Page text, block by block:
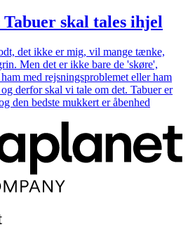
skal tales ihjel
det ikke er mig, vil mange tænke,
Men det er ikke bare de 'skøre',
med rejsningsproblemet eller ham
derfor skal vi tale om det. Tabuer er
den bedste mukkert er åbenhed